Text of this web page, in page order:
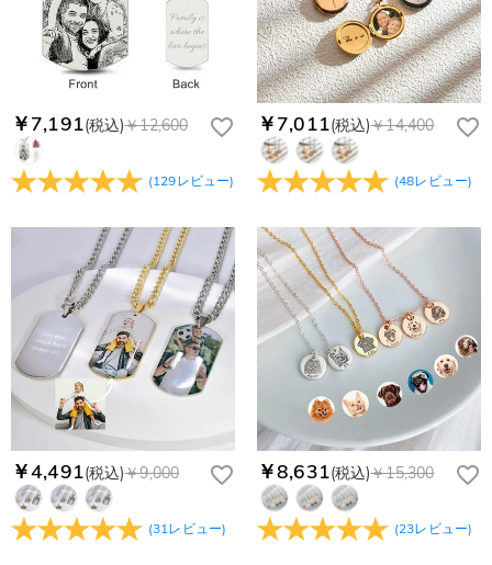
の国・地域によって送料が異なります。また、海外配送の際は
受取人様に関税が発生する場合がございます。
お客様が商品受け取り後、60日以内の未使用品の返品は可能で
す。受注生産品のため、返品は50%の返品手数料(材料費)が発
生致します。詳細は
キャンセル/返品についてまでご確認くだ
さい。.
注文＆支払いについて
注文後に注文の内容を変更できますか？
もし注文確認メールをご確認後、注文内容に間違いでもありま
したら、至急カスタマーサポート【Eメール：
service@drawelry.jp】までご連絡ください。ご連絡頂く時に注
文番号もお送りください。
Drawelryからのメールが届きません。
Drawelryからのメールが届いていない場合、次の可能性が考え
られます。原因①迷惑メールフォルダに移動されている。解決
迷惑メールでないよう操作して、service@drawelry.jp からの
メールが正しく届くように、迷惑メールフィルターの設定を変
更してください。原因②通信状態などによりメールの到着が遅
れている。解決策：数時間たっても届かない場合は、今後お送
りするメールも遅れる可能性がありますので、別のメールアド
レスからお名前とご住所を記載したメールを
service@drawelry.jp へ送信してください。原因③メールアド
レスの入力に誤りがある。解決策：お名前とご住所を記載した
メールを service@drawelry.jp へ送信してください。
支払方法は何がありますか？
Paypal、ApplePay、GooglePayからお選びいただけます。
コンビニ前払いのお支払い期限はいつまででしょう
コンビニ前払いのお支払い期限はご注文から 6 日間となりま
す。
支払い情報は保護されますか？
お支払い情報は高度なセキュリティで保護されております。お
客様のお支払い情報は当社のサーバーに一切保存されません。
Paypal又はクレジットカート発行会社によって処理されます。
個人情報は保護されますか？
当社では、個人情報保護を目的としたコンプライアンスに則
り、プライバシーポリシーを定めています。お客様に安心かつ
安全にご利用いただけるよう最善の注意を払い、個人情報を厳
確認ください
￥7,191(税込)￥12,600
(129レビュー)
￥7,011(税込)￥14,400
(48レビュー)
￥4,491(税込)￥9,000
(31レビュー)
￥8,631(税込)￥15,300
(23レビュー)